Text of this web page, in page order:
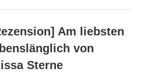
Am liebsten
von
Sterne